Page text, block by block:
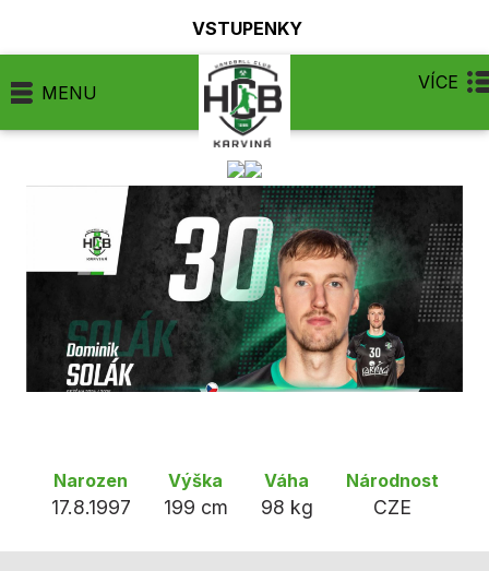
VSTUPENKY
MENU VÍCE
Narozen
17.8.1997
Výška
199 cm
Váha
98 kg
Národnost
CZE